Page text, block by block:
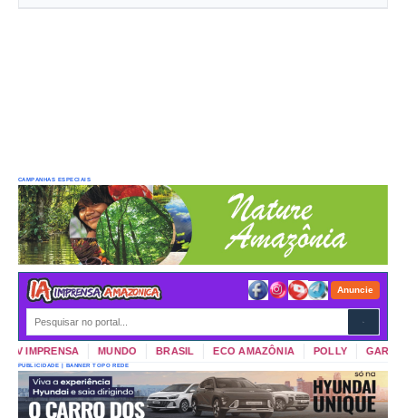
CAMPANHAS ESPECIAIS
Anuncie
IMPRENSA MUNDO BRASIL ECO AMAZÔNIA POLLY GARIMPO
PUBLICIDADE | BANNER TOPO REDE